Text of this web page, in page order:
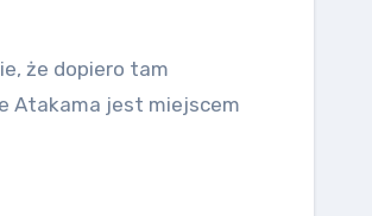
że dopiero tam
Atakama jest miejscem